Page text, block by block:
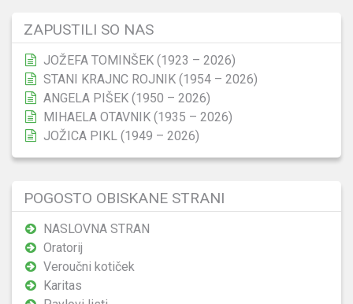
ZAPUSTILI SO NAS
JOŽEFA TOMINŠEK (1923 – 2026)
STANI KRAJNC ROJNIK (1954 – 2026)
ANGELA PIŠEK (1950 – 2026)
MIHAELA OTAVNIK (1935 – 2026)
JOŽICA PIKL (1949 – 2026)
POGOSTO OBISKANE STRANI
NASLOVNA STRAN
Oratorij
Veroučni kotiček
Karitas